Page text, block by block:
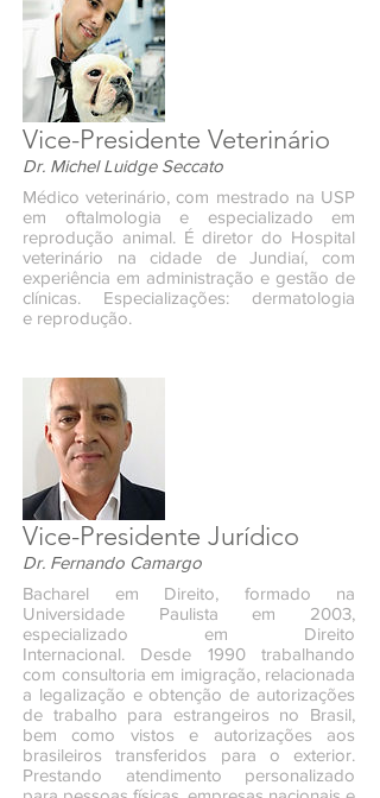
Vice-Presidente Veterinário
Dr. Michel Luidge Seccato
Médico veterinário, com mestrado na USP
em oftalmologia e especializado em
reprodução animal. É diretor do Hospital
veterinário na cidade de Jundiaí, com
experiência em administração e gestão de
clínicas. Especializações: dermatologia
e reprodução.
Vice-Presidente Jurídico
Dr. Fernando Camargo
Bacharel em Direito, formado na
Universidade Paulista em 2003,
especializado em Direito
Internacional. Desde 1990 trabalhando
com consultoria em imigração, relacionada
a legalização e obtenção de autorizações
de trabalho para estrangeiros no Brasil,
bem como vistos e autorizações aos
brasileiros transferidos para o exterior.
Prestando atendimento personalizado